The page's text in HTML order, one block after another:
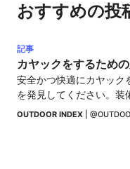
おすすめの投
記事
カヤックをするため
安全かつ快適にカヤック
を発見してください。装
ガイド。
OUTDOOR INDEX